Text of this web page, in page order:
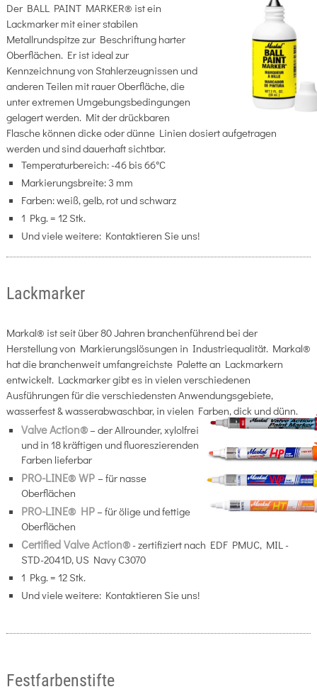
Der BALL PAINT MARKER® ist ein
Lackmarker mit einer stabilen
Metallrundspitze zur Beschriftung harter
Oberflächen. Er ist ideal zur
Kennzeichnung von Stahlerzeugnissen und
anderen Teilen mit rauer Oberfläche, die
unter extremen Umgebungsbedingungen
gelagert werden. Mit der drückbaren
Flasche können dicke oder dünne Linien dosiert aufgetragen
werden und sind dauerhaft sichtbar.
Temperaturbereich: -46 bis 66°C
Markierungsbreite: 3 mm
Farben: weiß, gelb, rot und schwarz
1 Pkg. = 12 Stk.
Und viele weitere: Kontaktieren Sie uns!
Lackmarker
Markal® ist seit über 80 Jahren branchenführend bei der
Herstellung von Markierungslösungen in Industriequalität. Markal®
hat die branchenweit umfangreichste Palette an Lackmarkern
entwickelt. Lackmarker gibt es in vielen verschiedenen
Ausführungen für die verschiedensten Anwendungsgebiete,
wasserfest & wasserabwaschbar, in vielen Farben, dick und dünn.
Valve Action®– der Allrounder, xylolfrei
und in 18 kräftigen und fluoreszierenden
Farben lieferbar
PRO-LINE® WP – für nasse
Oberflächen
PRO-LINE® HP– für ölige und fettige
Oberflächen
Certified Valve Action®- zertifiziert nach EDF PMUC, MIL -
STD-2041D, US Navy C3070
1 Pkg. = 12 Stk.
Und viele weitere: Kontaktieren Sie uns!
Festfarbenstifte